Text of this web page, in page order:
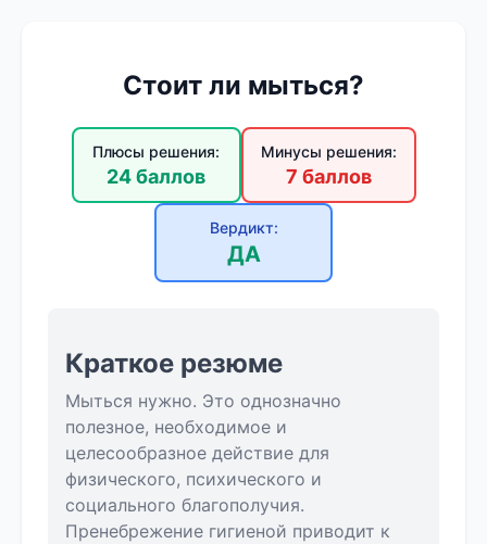
Стоит ли мыться?
Плюсы решения:
24 баллов
Минусы решения:
7 баллов
Вердикт:
ДА
Краткое резюме
Мыться нужно. Это однозначно
полезное, необходимое и
целесообразное действие для
физического, психического и
социального благополучия.
Пренебрежение гигиеной приводит к